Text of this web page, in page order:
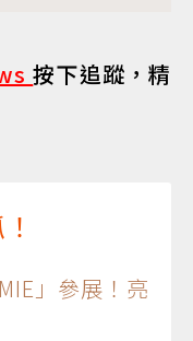
按下追蹤，精
」參展！亮